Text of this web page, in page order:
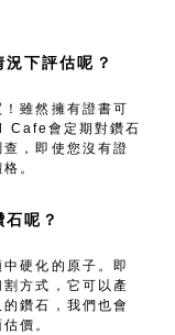
下評估呢？
雖然擁有證書可
Cafe會定期對鑽石
，即使您沒有證
。
呢？
硬化的原子。即
方式，它可以產
鑽石，我們也會
價。